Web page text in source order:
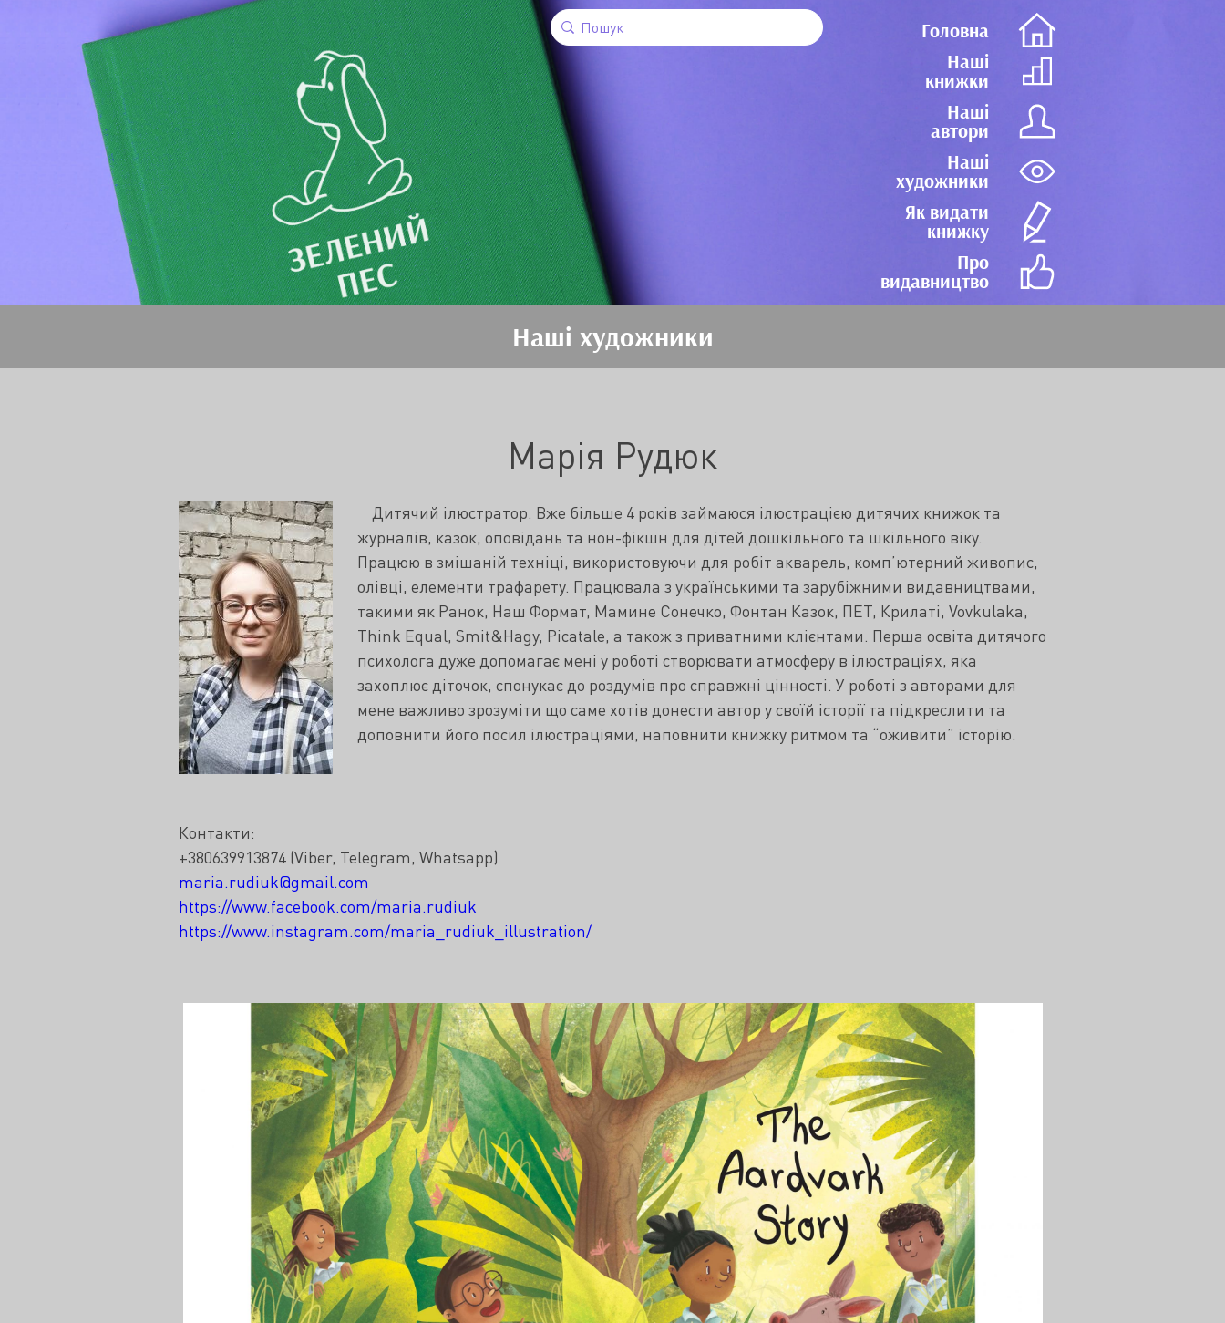
Головна
Наші
книжки
Наші
автори
Наші
художники
Як видати
книжку
Про
видавництво
Наші художники
Марія Рудюк
Дитячий ілюстратор. Вже більше 4 років займаюся ілюстрацією дитячих книжок та
журналів, казок, оповідань та нон-фікшн для дітей дошкільного та шкільного віку.
Працюю в змішаній техніці, використовуючи для робіт акварель, комп’ютерний живопис,
олівці, елементи трафарету. Працювала з українськими та зарубіжними видавництвами,
такими як Ранок, Наш Формат, Мамине Сонечко, Фонтан Казок, ПЕТ, Крилаті, Vovkulaka,
Think Equal, Smit&Hagy, Picatale, а також з приватними клієнтами. Перша освіта дитячого
психолога дуже допомагає мені у роботі створювати атмосферу в ілюстраціях, яка
захоплює діточок, спонукає до роздумів про справжні цінності. У роботі з авторами для
мене важливо зрозуміти що саме хотів донести автор у своїй історії та підкреслити та
доповнити його посил ілюстраціями, наповнити книжку ритмом та “оживити” історію.
Контакти:
+380639913874 (Viber, Telegram, Whatsapp)
maria.rudiuk@gmail.com
https://www.facebook.com/maria.rudiuk
https://www.instagram.com/maria_rudiuk_illustration/